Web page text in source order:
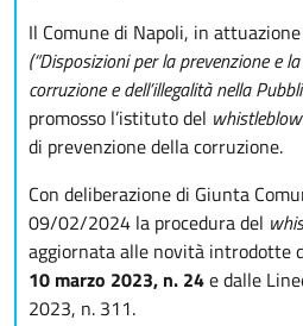
Il Comune di Napoli, in
(“Disposizioni per la prevenzione e
corruzione e dell’illegalità nella
promosso l’istituto del
di prevenzione della corruzione.
Con deliberazione di Giunta
09/02/2024 la procedura del
aggiornata alle novità introdotte
10 marzo 2023, n. 24e dalle
2023, n. 311.